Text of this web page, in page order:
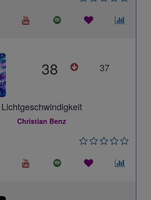
38 37
Lichtgeschwindigkeit
Christian Benz